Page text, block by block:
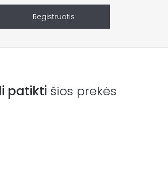
Registruotis
patikti šios prekės